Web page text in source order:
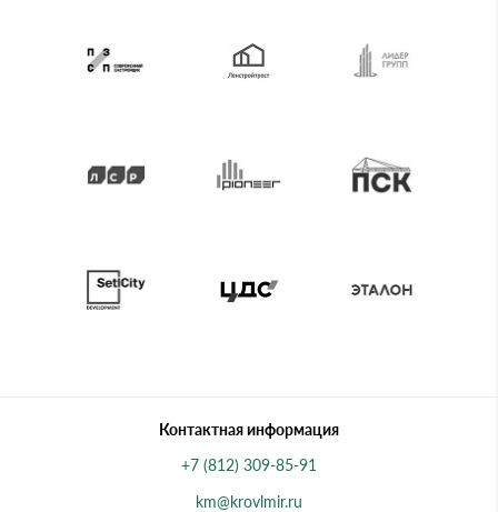
Контактная информация
+7 (812) 309-85-91
km@krovlmir.ru